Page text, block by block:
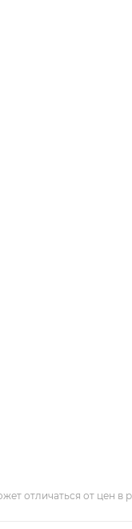
отличаться от цен в